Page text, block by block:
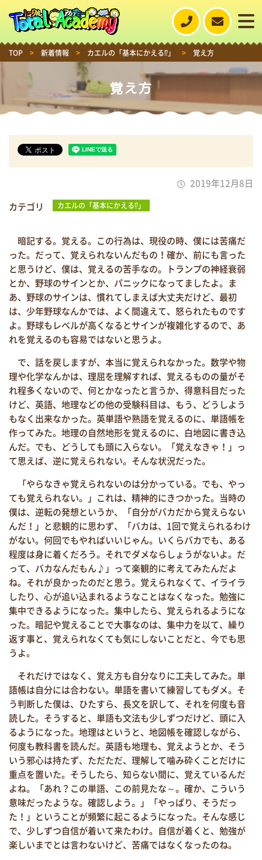
TOP > 新着情報 > カエルの「基本にかえる⁉」 > 覚え方
覚え方
2019年12月8日
カテゴリ
カエルの「基本にかえる⁉」
暗記する。覚える。この行為は、現役の時、僕には苦痛だ
った。だって、覚えられないんだもの！確か、前にも言った
と思うけど、僕は、覚えるの苦手なの。トランプの神経衰弱
とか、野球のサインとか、パニックになってましたよ。ま
あ、野球のサインは、慣れてしまえば大丈夫だけど、最初
は、少年野球なんかでは、よく間違えて、怒られたものです
よ。野球もレベルが高くなるとサインが複雑化するので、あ
れを覚えるのも容易ではないと思うよ。
で、話を戻しますが、本当に覚えられなかった。数学や物
理や化学なんかは、理屈を理解すれば、覚えるものの量がそ
れ程多くないので、何とかなったと言うか、得意科目だった
けど、英語、地理などの他の受験科目は、もう、どうしよう
もなく出来なかった。英単語や熟語を覚えるのに、単語帳を
作ってみた。地理の自然地形を覚えるのに、白地図に書き込
んだ。でも、どうしても頭に入らない。「覚えなきゃ！」っ
て思えば、逆に覚えられない。そんな状況だった。
「やらなきゃ覚えられないのは分かっている。でも、やっ
ても覚えられない。」これは、精神的にきつかった。当時の
僕は、逆転の発想というか、「自分がバカだから覚えらない
んだ！」と悲観的に思わず、「バカは、1回で覚えられるわけ
がない。何回でもやればいいじゃん。いくらバカでも、ある
程度は身に着くだろう。それでダメならしょうがないよ。だ
って、バカなんだもん♪」って楽観的に考えてみたんだよ
ね。それが良かったのだと思う。覚えられなくて、イライラ
したり、心が追い込まれるようなことはなくなった。勉強に
集中できるようになった。集中したら、覚えられるようにな
った。暗記や覚えることで大事なのは、集中力を以て、繰り
返す事と、覚えられなくても気にしないことだと、今でも思
うよ。
それだけではなく、覚え方も自分なりに工夫してみた。単
語帳は自分には合わない。単語を書いて練習してもダメ。そ
う判断した僕は、ひたすら、長文を訳して、それを何度も音
読した。そうすると、単語も文法も少しずつだけど、頭に入
るようになった。地理はというと、地図帳を確認しながら、
何度も教科書を読んだ。英語も地理も、覚えようとか、そう
いう邪心は持たず、ただただ、理解して噛み砕くことだけに
重点を置いた。そうしたら、知らない間に、覚えているんだ
よね。「あれ？この単語、この前見たな～。確か、こういう
意味だったような。確認しよう。」「やっぱり、そうだっ
た！」ということが頻繁に起こるようになった。そんな感じ
で、少しずつ自信が着いて来たわけ。自信が着くと、勉強が
楽しいまでとは言わないけど、苦痛ではなくなったのね。